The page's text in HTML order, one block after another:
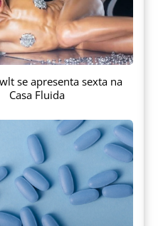
se apresenta sexta na
Casa Fluida